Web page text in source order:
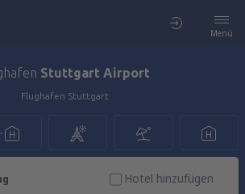
Menü
Stuttgart Airport
Flughafen Stuttgart
Hotel hinzufügen